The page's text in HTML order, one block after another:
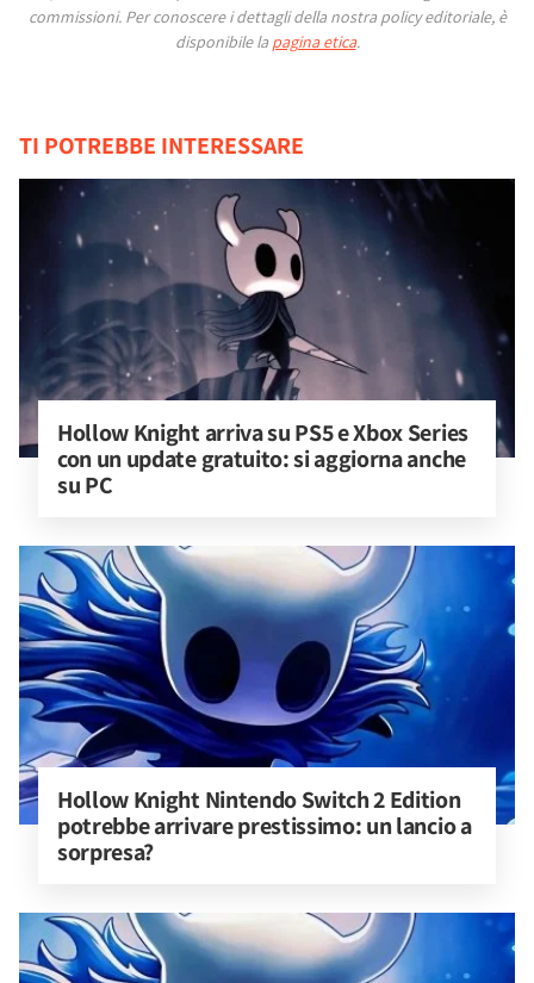
commissioni. Per conoscere i dettagli della nostra policy editoriale, è
disponibile la pagina etica.
TI POTREBBE INTERESSARE
Hollow Knight arriva su PS5 e Xbox Series
con un update gratuito: si aggiorna anche
su PC
Hollow Knight Nintendo Switch 2 Edition
potrebbe arrivare prestissimo: un lancio a
sorpresa?